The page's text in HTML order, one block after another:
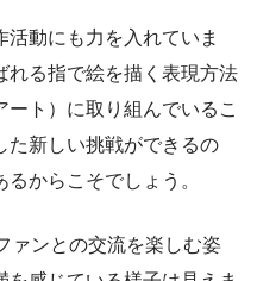
動にも力を入れていま
れる指で絵を描く表現方法
ート）に取り組んでいるこ
た新しい挑戦ができるの
からこそでしょう。
ァンとの交流を楽しむ姿